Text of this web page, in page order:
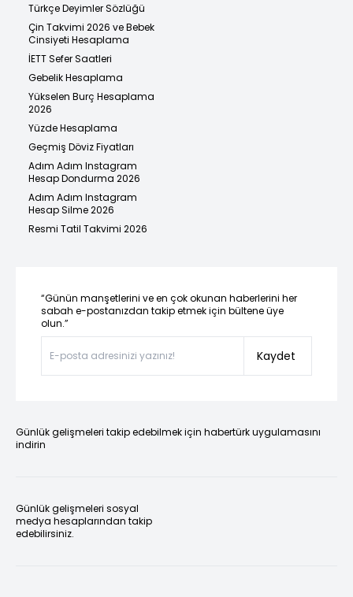
Türkçe Deyimler Sözlüğü
Çin Takvimi 2026 ve Bebek
Cinsiyeti Hesaplama
İETT Sefer Saatleri
Gebelik Hesaplama
Yükselen Burç Hesaplama
2026
Yüzde Hesaplama
Geçmiş Döviz Fiyatları
Adım Adım Instagram
Hesap Dondurma 2026
Adım Adım Instagram
Hesap Silme 2026
Resmi Tatil Takvimi 2026
“Günün manşetlerini ve en çok okunan haberlerini her
sabah e-postanızdan takip etmek için bültene üye
olun.”
Kaydet
Günlük gelişmeleri takip edebilmek için habertürk uygulamasını
indirin
Günlük gelişmeleri sosyal
medya hesaplarından takip
edebilirsiniz.